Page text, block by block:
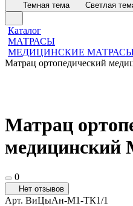
Темная тема Светлая
Каталог
МАТРАСЫ
МЕДИЦИНСКИЕ МАТРАСЫ
Матрац ортопедический
Матрац
медицинский
0
Нет отзывов
Арт. ВиЦыАн-М1-ТК1/1